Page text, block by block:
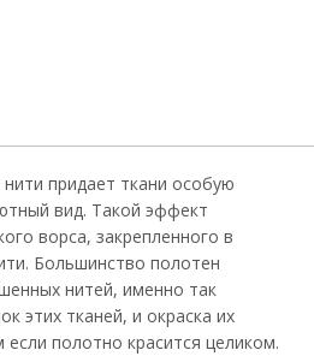
придает ткани особую
вид. Такой эффект
ворса, закрепленного в
Большинство полотен
нитей, именно так
этих тканей, и окраска их
полотно красится целиком.